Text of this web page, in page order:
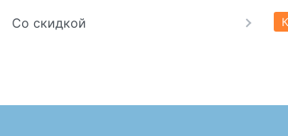
Со скидкой